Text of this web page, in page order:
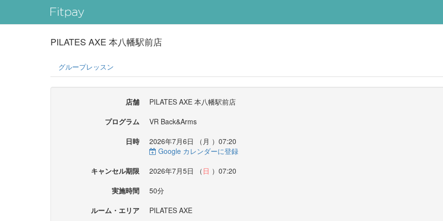
PILATES AXE 本八幡駅前店
グループレッスン
店舗
PILATES AXE 本八幡駅前店
プログラム
VR Back&Arms
日時
2026年7月6日 （ 月 ）07:20
Google カレンダーに登録
キャンセル期限
2026年7月5日 （ 日 ）07:20
実施時間
50分
ルーム・エリア
PILATES AXE